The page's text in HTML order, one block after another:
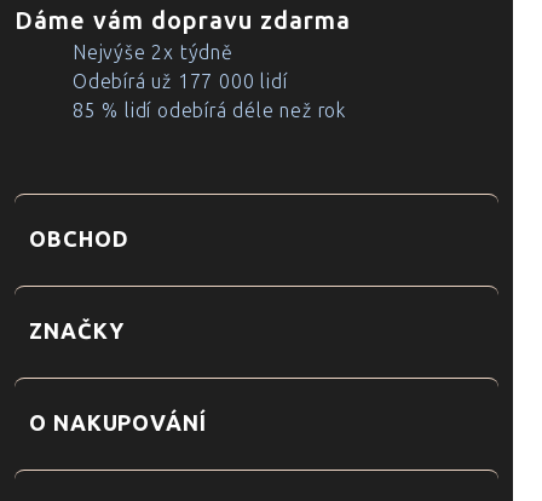
Dáme vám dopravu zdarma
Nejvýše 2x týdně
Odebírá už 177 000 lidí
85 % lidí odebírá déle než rok
OBCHOD
ZNAČKY
O NAKUPOVÁNÍ